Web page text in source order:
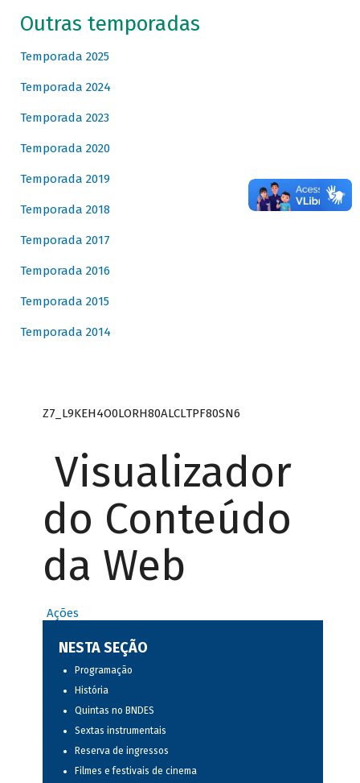
Outras temporadas
Temporada 2025
Temporada 2024
Temporada 2023
Temporada 2020
Temporada 2019
Temporada 2018
Temporada 2017
Temporada 2016
Temporada 2015
Temporada 2014
Z7_L9KEH4O0LORH80ALCLTPF80SN6
Visualizador
do Conteúdo
da Web
Ações
NESTA SEÇÃO
Programação
História
Quintas no BNDES
Sextas instrumentais
Reserva de ingressos
Filmes e festivais de cinema